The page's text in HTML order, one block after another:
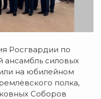
Росгвардии по
ансамбль силовых
на юбилейном
полка,
Соборов